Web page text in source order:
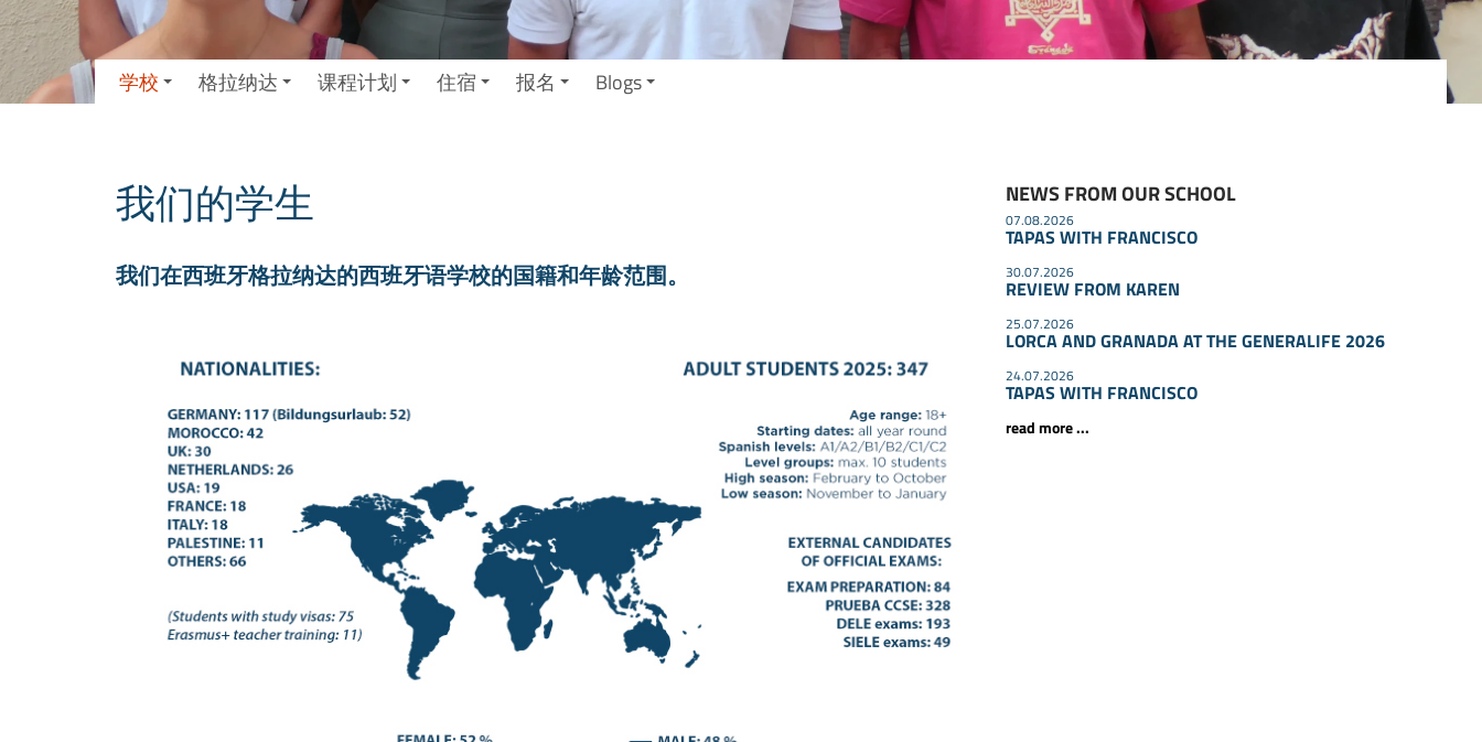
学校 格拉纳达 课程计划 住宿 报名 Blogs
我们的学生
我们在西班牙格拉纳达的西班牙语学校的国籍和年龄范围。
NEWS FROM OUR SCHOOL
07.08.2026
TAPAS WITH FRANCISCO
30.07.2026
REVIEW FROM KAREN
25.07.2026
LORCA AND GRANADA AT THE GENERALIFE 2026
24.07.2026
TAPAS WITH FRANCISCO
read more ...